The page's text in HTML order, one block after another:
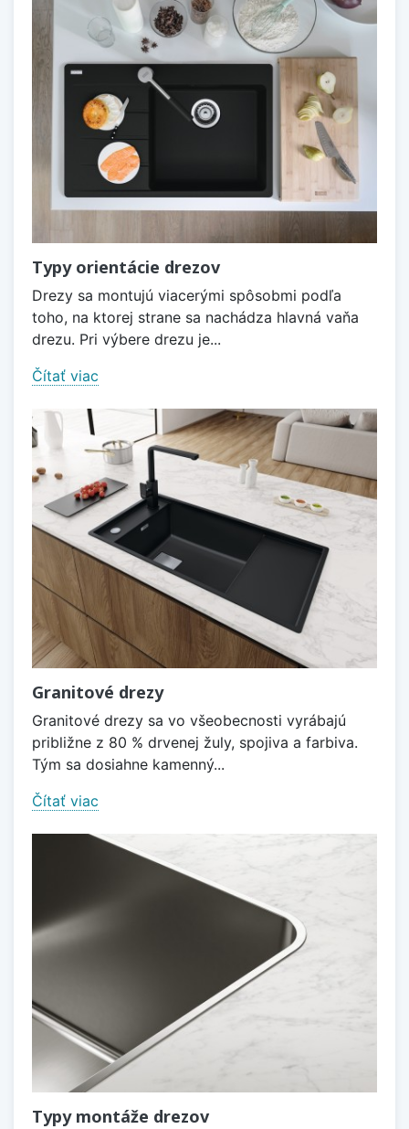
Typy orientácie drezov
Drezy sa montujú viacerými spôsobmi podľa
toho, na ktorej strane sa nachádza hlavná vaňa
drezu. Pri výbere drezu je...
Čítať viac
Granitové drezy
Granitové drezy sa vo všeobecnosti vyrábajú
približne z 80 % drvenej žuly, spojiva a farbiva.
Tým sa dosiahne kamenný...
Čítať viac
Typy montáže drezov